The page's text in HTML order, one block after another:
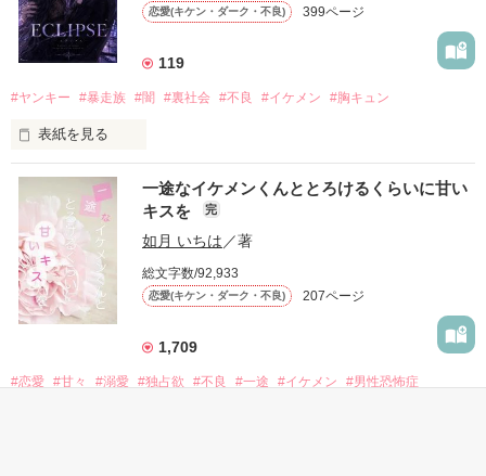
もう会うことはないと思っていたのに、
高校生になって再会した彼は、隣の学校で”王子様”と呼ばれる
他の女の子には冷たいのに
私にだけ昔と変わらない笑顔を向けてくる。
「澪ちゃん。」
それは止まっていた恋が再び動き始める合図──。
✨.ﾟ･*..☆.｡.:*✨.☆.｡.:. *:ﾟ✨.ﾟ･*..☆.｡.:*✨
冴木澪-SaekiMio
恋愛(キケン・ダーク・不良) 399ページ
119
#ヤンキー #暴走族 #闇 #裏社会 #不良 #イケメン #胸キュン
表紙を見る
表紙画像はAIです
作品を読む
一途なイケメンくんととろけるくらいに甘い
キスを
完
如月 いちは ／著
総文字数/92,933
恋愛(キケン・ダーク・不良) 207ページ
1,709
#恋愛 #甘々 #溺愛 #独占欲 #不良 #一途 #イケメン
#男性恐怖症